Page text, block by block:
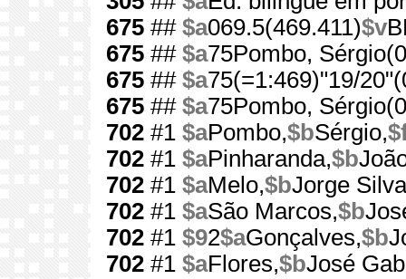
675 ## $a069.5(469.411)$v
675 ## $a75Pombo,
675 ## $a75(=1:469)"19/
675 ## $a75Pombo,
702 #1 $aPombo,$bSérgio,
702 #1 $aPinharanda,$b
702 #1 $aMelo,$bJorge
702 #1 $aSão Marcos,$b
702 #1 $92$aGonçalves,$b
702 #1 $aFlores,$bJosé